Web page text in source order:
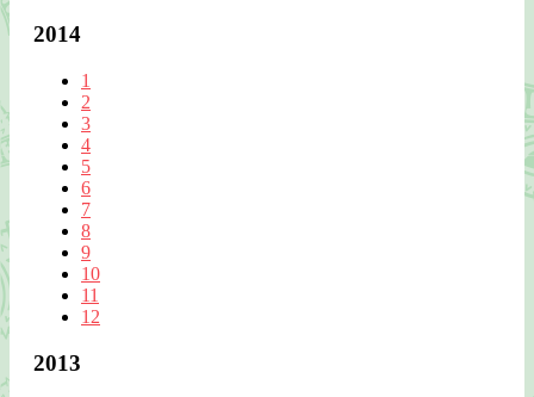
2014
1
2
3
4
5
6
7
8
9
10
11
12
2013